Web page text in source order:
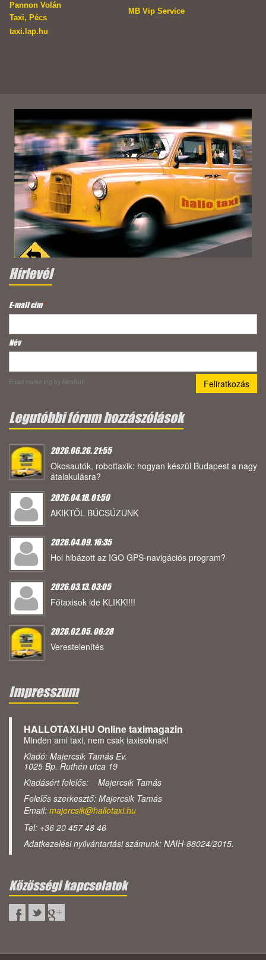
Pannon Volán
Taxi, Pécs
MB Vip Service
taxi.lap.hu
Hírlevél
E-mail cím*
Név
Email marketing by NeoSoft
Legutóbbi fórum hozzászólások
2026.06.26. 21:55
Okosautók, robottaxik: hogyan készül Budapest a nagy
átalakulásra?
2026.04.18. 01:50
AKIKTŐL BÚCSÚZUNK
2026.04.09. 16:35
Hol hibázott az IGO GPS-navigációs program?
2026.03.13. 03:05
Főtaxisok ide KLIKK!!!!
2026.02.05. 06:28
Verestelenítés
Impresszum
HALLOTAXI.HU Online taximagazin
Minden ami taxi, nem csak taxisoknak!
Kiadó: Majercsik Tamás Ev.
1025 Bp. Ruthén utca 19
Kiadásért felelős: Majercsik Tamás
Felelős szerkesztő: Majercsik Tamás
Email: majercsik@hallotaxi.hu
Tel: +36 20 457 48 46
Adatkezelési nyilvántartási számunk: NAIH-88024/2015.
Közösségi kapcsolatok